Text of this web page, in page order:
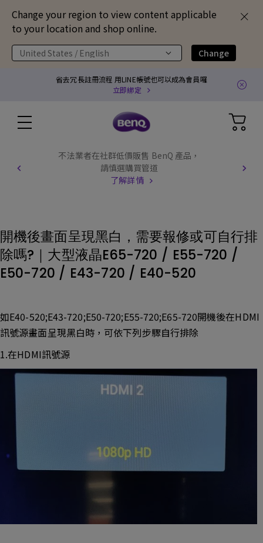
Change your region to view content applicable
to your location and shop online.
United States / English Change
省去冗長註冊流程 用LINE帳號也可以成為會員囉
立即綁定
GV31 全球產品召回通知
了解更多
開機後畫面呈現黑白，需要報修或可自行排
除嗎?｜大型液晶E65-720 / E55-720 /
E50-720 / E43-720 / E40-520
如E40-520;E43-720;E50-720;E55-720;E65-720開機後在HDMI
訊號源畫面呈現黑白時，可依下列步驟自行排除
1.在HDMI訊號源